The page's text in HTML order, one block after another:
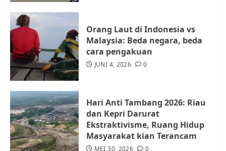
4
5
Tim Advokasi Desak BP Batam
Berhenti Merampas Tanah
Orang Laut di Indonesia vs
Malaysia: Beda negara, beda
cara pengakuan
JUNI 4, 2026 0
Hari Anti Tambang 2026: Riau
dan Kepri Darurat
Ekstraktivisme, Ruang Hidup
Masyarakat kian Terancam
MEI 30, 2026 0